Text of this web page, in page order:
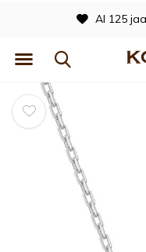
Al 125